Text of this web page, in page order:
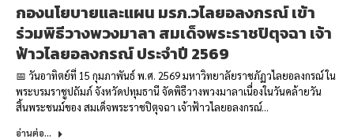
กองนโยบายและแผน มรภ.วไลยอลงกรณ์ เข้า
ร่วมพิธีวางพวงมาลา สมเด็จพระราชปิตุจฉา เจ้า
ฟ้าวไลยอลงกรณ์ ประจำปี 2569
📅 วันอาทิตย์ที่ 15 กุมภาพันธ์ พ.ศ. 2569 มหาวิทยาลัยราชภัฏวไลยอลงกรณ์ ใน
พระบรมราชูปถัมภ์ จังหวัดปทุมธานี จัดพิธีวางพวงมาลาเนื่องในวันคล้ายวัน
สิ้นพระชนม์ของ สมเด็จพระราชปิตุจฉา เจ้าฟ้าวไลยอลงกรณ์…
อ่านต่อ...